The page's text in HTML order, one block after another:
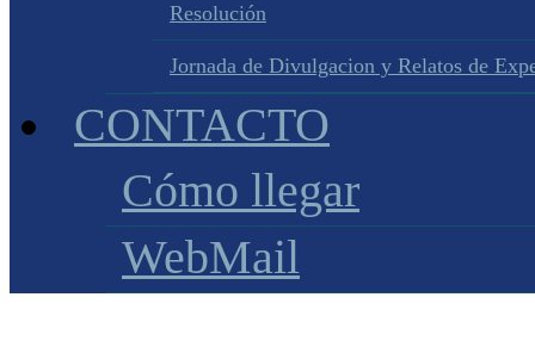
Resolución
Jornada de Divulgacion y Relatos de
CONTACTO
Cómo llegar
WebMail